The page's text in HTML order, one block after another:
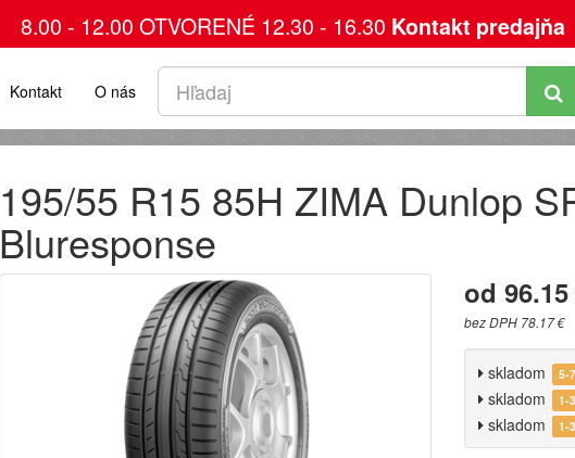
8.00 - 12.00 OTVORENÉ 12.30 - 16.30 Kontakt predajňa
Kontakt O nás
195/55 R15 85H ZIMA Dunlop
Bluresponse
od 96.15
bez DPH 78.17 €
skladom 5-
skladom
1-
skladom
1-